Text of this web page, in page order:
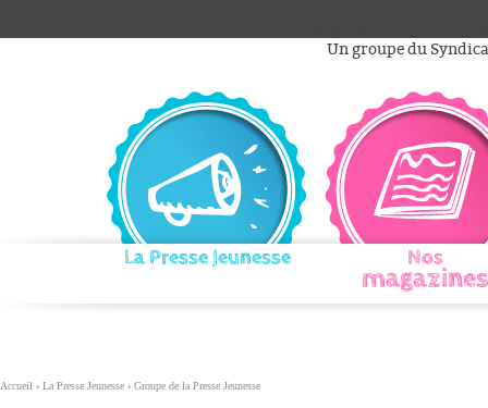
au
personnels
Un groupe du
La Presse Jeunesse Nos
magazines
Accueil › La Presse Jeunesse › Groupe de la Presse Jeunesse